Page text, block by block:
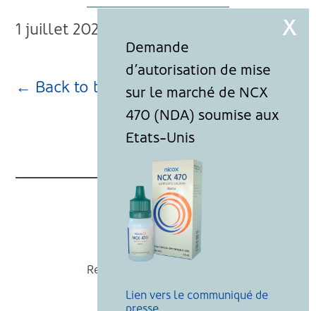
1 juillet 2026
← Back to blog page
Nicox
Recevoir nos actualités
Mentions légales
Lien vers le communiqué de